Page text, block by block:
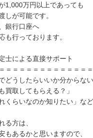
1,000万円以上であっても
しが可能です。
銀行口座へ
も行っております。
士による直接サポート
＝＝＝＝＝＝＝＝＝＝＝＝
どうしたらいいか分からない
買取してもらえる？」
くらいなのか知りたい」など
る方は、
もあるかと思いますので、